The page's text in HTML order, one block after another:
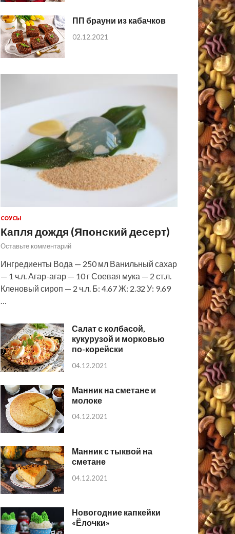
ПП брауни из кабачков
02.12.2021
СОУСЫ
Капля дождя (Японский десерт)
Оставьте комментарий
Ингредиенты Вода — 250 мл Ванильный сахар
— 1 ч.л. Агар-агар — 10 г Соевая мука — 2 ст.л.
Кленовый сироп — 2 ч.л. Б: 4.67 Ж: 2.32 У: 9.69
…
Салат с колбасой,
кукурузой и морковью
по-корейски
04.12.2021
Манник на сметане и
молоке
04.12.2021
Манник с тыквой на
сметане
04.12.2021
Новогодние капкейки
«Ёлочки»